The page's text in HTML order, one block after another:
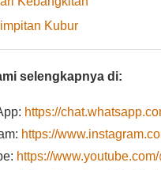
Kubur
selengkapnya di:
https://
https://
https://